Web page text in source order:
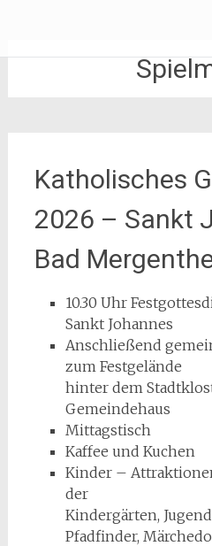
springen
Katholisches
2026 – Sankt
Bad
10.30 Uhr
Sankt Johannes
Anschließend
zum Festgelände
hinter dem
Gemeindehaus
Mittagstisch
Kaffee und Kuchen
Kinder –
der
Kindergärten,
Pfadfinder,